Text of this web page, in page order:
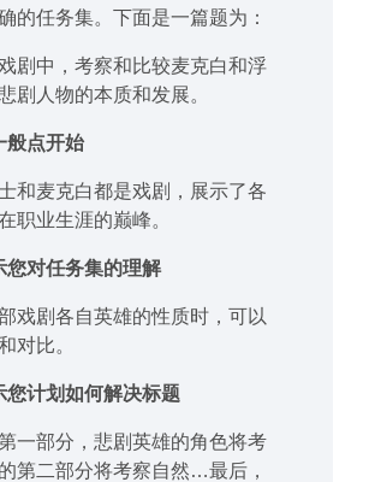
的任务集。下面是一篇题为：
剧中，考察和比较麦克白和浮
剧人物的本质和发展。
般点开始
和麦克白都是戏剧，展示了各
职业生涯的巅峰。
您对任务集的理解
戏剧各自英雄的性质时，可以
对比。
您计划如何解决标题
一部分，悲剧英雄的角色将考
第二部分将考察自然…最后，